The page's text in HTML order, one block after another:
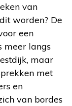
van
worden? De
een
meer langs
maar
met
en
van bordes